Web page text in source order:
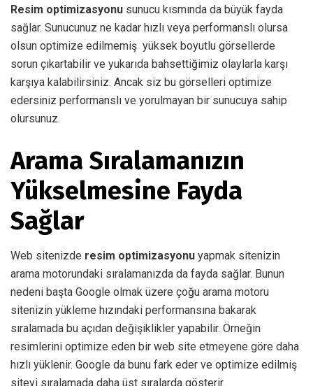
Resim optimizasyonu sunucu kısmında da büyük fayda
sağlar. Sunucunuz ne kadar hızlı veya performanslı olursa
olsun optimize edilmemiş yüksek boyutlu görsellerde
sorun çıkartabilir ve yukarıda bahsettiğimiz olaylarla karşı
karşıya kalabilirsiniz. Ancak siz bu görselleri optimize
edersiniz performanslı ve yorulmayan bir sunucuya sahip
olursunuz.
Arama Sıralamanızın
Yükselmesine Fayda
Sağlar
Web sitenizde resim optimizasyonu yapmak sitenizin
arama motorundaki sıralamanızda da fayda sağlar. Bunun
nedeni başta Google olmak üzere çoğu arama motoru
sitenizin yükleme hızındaki performansına bakarak
sıralamada bu açıdan değişiklikler yapabilir. Örneğin
resimlerini optimize eden bir web site etmeyene göre daha
hızlı yüklenir. Google da bunu fark eder ve optimize edilmiş
siteyi sıralamada daha üst sıralarda gösterir.